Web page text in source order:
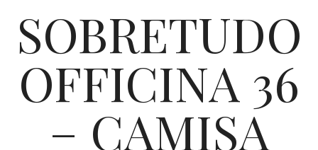
EU, PAI
SOBRETUDO
OFFICINA 36
– CAMISA